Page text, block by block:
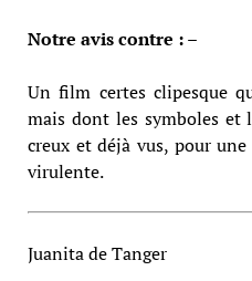
Notre avis contre : –
Un film certes clipesque
mais dont les symboles
creux et déjà vus, pour
virulente.
Juanita de Tanger